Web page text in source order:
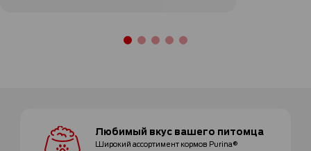
Любимый вкусвашего питомца
Широкий ассортимент кормов Purina®